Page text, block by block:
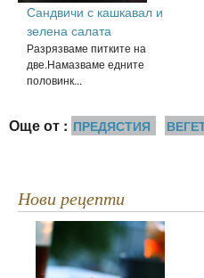
Сандвичи с кашкавал и
зелена салата
Разрязваме питките на
две.Намазваме едните
половинк...
Още от : ПРЕДЯСТИЯ
Нови рецепти